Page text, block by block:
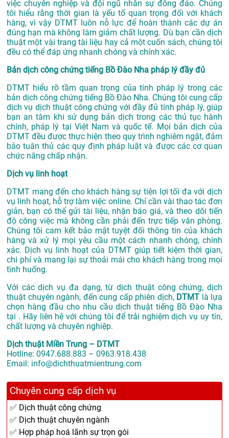
việc chuyên nghiệp và đội ngũ nhân sự đông đảo. Chúng
tôi hiểu rằng thời gian là yếu tố quan trọng đối với khách
hàng, vì vậy DTMT luôn nỗ lực để hoàn thành các dự án
đúng hạn mà không làm giảm chất lượng. Dù bạn cần dịch
thuật một vài trang tài liệu hay cả một cuốn sách, chúng tôi
đều có thể đáp ứng nhanh chóng và chính xác.
Bản dịch công chứng tiếng Bồ Đào Nha pháp lý đầy đủ
DTMT hiểu rõ tầm quan trọng của tính pháp lý trong các
bản dịch công chứng tiếng Bồ Đào Nha. Chúng tôi cung cấp
dịch vụ dịch thuật công chứng với đầy đủ tính pháp lý, giúp
bạn an tâm khi sử dụng bản dịch trong các thủ tục hành
chính, pháp lý tại Việt Nam và quốc tế. Mọi bản dịch của
DTMT đều được thực hiện theo quy trình nghiêm ngặt, đảm
bảo tuân thủ các quy định pháp luật và được các cơ quan
chức năng chấp nhận.
Dịch vụ linh hoạt
DTMT mang đến cho khách hàng sự tiện lợi tối đa với dịch
vụ linh hoạt, hỗ trợ làm việc online. Chỉ cần vài thao tác đơn
giản, bạn có thể gửi tài liệu, nhận báo giá, và theo dõi tiến
độ công việc mà không cần phải đến trực tiếp văn phòng.
Chúng tôi cam kết bảo mật tuyệt đối thông tin của khách
hàng và xử lý mọi yêu cầu một cách nhanh chóng, chính
xác. Dịch vụ linh hoạt của DTMT giúp tiết kiệm thời gian,
chi phí và mang lại sự thoải mái cho khách hàng trong mọi
tình huống.
Với các dịch vụ đa dạng, từ dịch thuật công chứng, dịch
thuật chuyên ngành, đến cung cấp phiên dịch, DTMT là lựa
chọn hàng đầu cho nhu cầu dịch thuật tiếng Bồ Đào Nha
tại . Hãy liên hệ với chúng tôi để trải nghiệm dịch vụ uy tín,
chất lượng và chuyên nghiệp.
Dịch thuật Miền Trung – DTMT
Hotline: 0947.688.883 – 0963.918.438
Email: info@dichthuatmientrung.com
Chuyên cung cấp dịch vụ
✅ Dịch thuật công chứng
✅ Dịch thuật chuyên ngành
✅ Hợp pháp hoá lãnh sự trọn gói